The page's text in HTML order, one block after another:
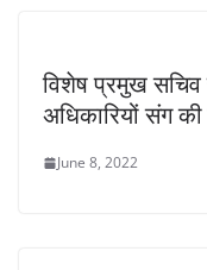
विशेष प्रमुख सचिव
अधिकारियों संग
June 8, 2022